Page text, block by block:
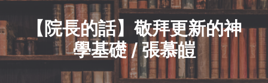
【院長的話】敬拜更新的神
學基礎 / 張慕皚